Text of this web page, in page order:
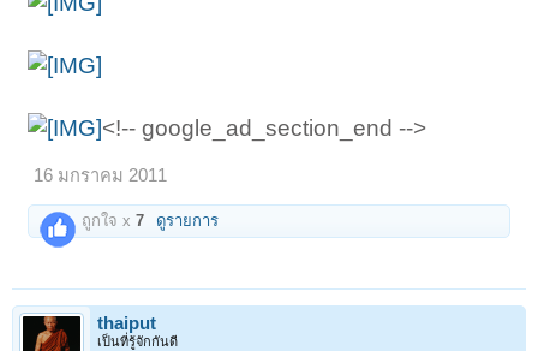
<!-- google_ad_section_end -->
16 มกราคม 2011
ถูกใจ x7 ดูรายการ
thaiput
เป็นที่รู้จักกันดี